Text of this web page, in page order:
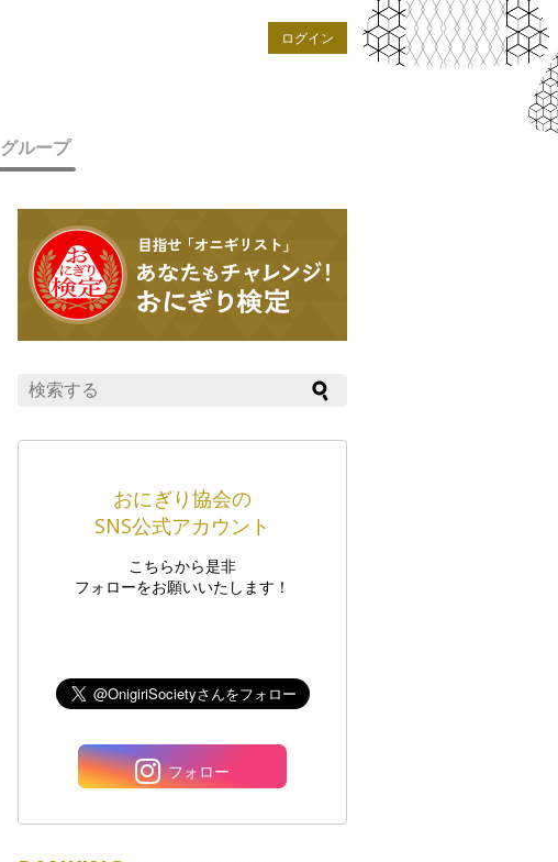
ログイン
グループ
おにぎり協会の
SNS公式アカウント
こちらから是非
フォローをお願いいたします！
フォロー